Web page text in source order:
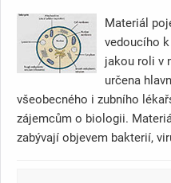
Materiál
vedoucího
jakou roli v
určena
všeobecného i zubního
zájemcům o biologii.
zabývají objevem bakterií,